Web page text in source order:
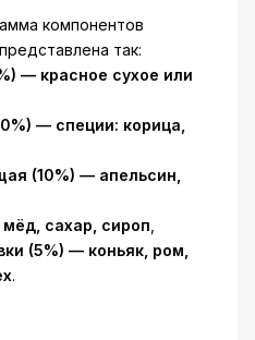
компонентов
так:
— красное сухое или
— специи: корица,
(10%) — апельсин,
сахар, сироп
(5%) — коньяк, ром,
.